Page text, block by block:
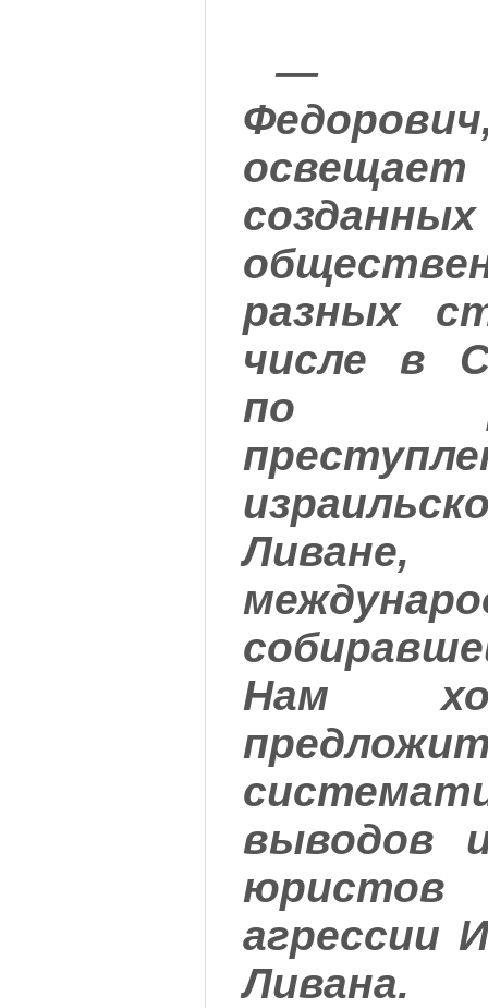
—
разных
числе в
по
Нам
выводов
агрессии
Ливана.